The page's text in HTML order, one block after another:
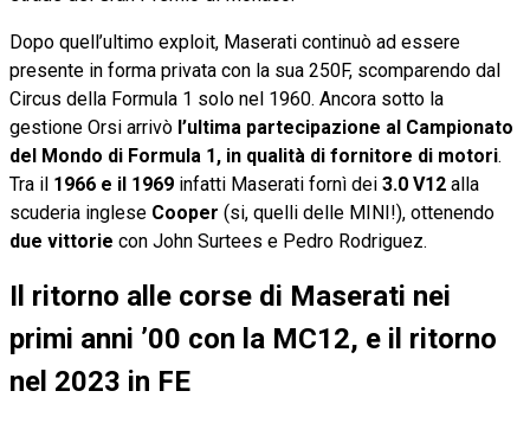
Dopo quell’ultimo exploit, Maserati continuò ad essere
presente in forma privata con la sua 250F, scomparendo dal
Circus della Formula 1 solo nel 1960. Ancora sotto la
gestione Orsi arrivò l’ultima partecipazione al Campionato
del Mondo di Formula 1, in qualità di fornitore di motori.
Tra il 1966 e il 1969 infatti Maserati fornì dei 3.0 V12 alla
scuderia inglese Cooper (si, quelli delle MINI!), ottenendo
due vittorie con John Surtees e Pedro Rodriguez.
Il ritorno alle corse di Maserati nei
primi anni ’00 con la MC12, e il ritorno
nel 2023 in FE